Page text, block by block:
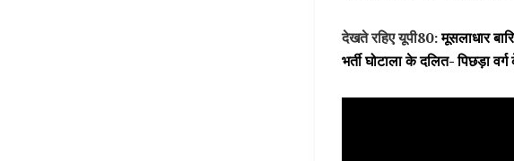
देखते रहिए यूपी80:मूसलाधार
भर्ती घोटाला के दलित- पिछड़ा